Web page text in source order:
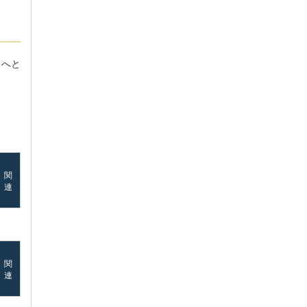
と
関
連
関
連